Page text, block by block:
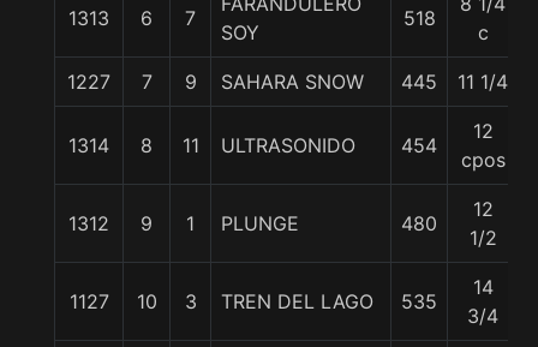
1313 6 7
SOY
518
c
1227 7 9 SAHARA SNOW 445 11 1/4
1314 8 11 ULTRASONIDO 454
12
cpos
1312 9 1 PLUNGE 480
12
1/2
1127 10 3 TREN DEL LAGO 535
14
3/4